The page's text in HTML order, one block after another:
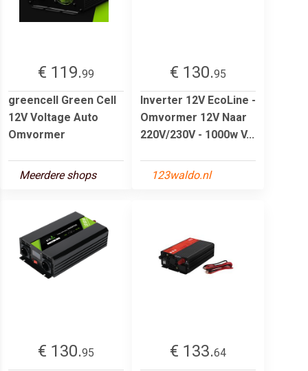
€ 119.99
greencell Green Cell
12V Voltage Auto
Omvormer
Meerdere shops
€ 130.95
Inverter 12V EcoLine -
Omvormer 12V Naar
220V/230V - 1000w V...
123waldo.nl
€ 130.95
€ 133.64